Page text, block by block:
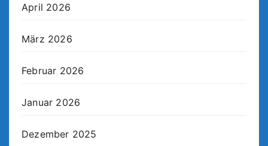
April 2026
März 2026
Februar 2026
Januar 2026
Dezember 2025